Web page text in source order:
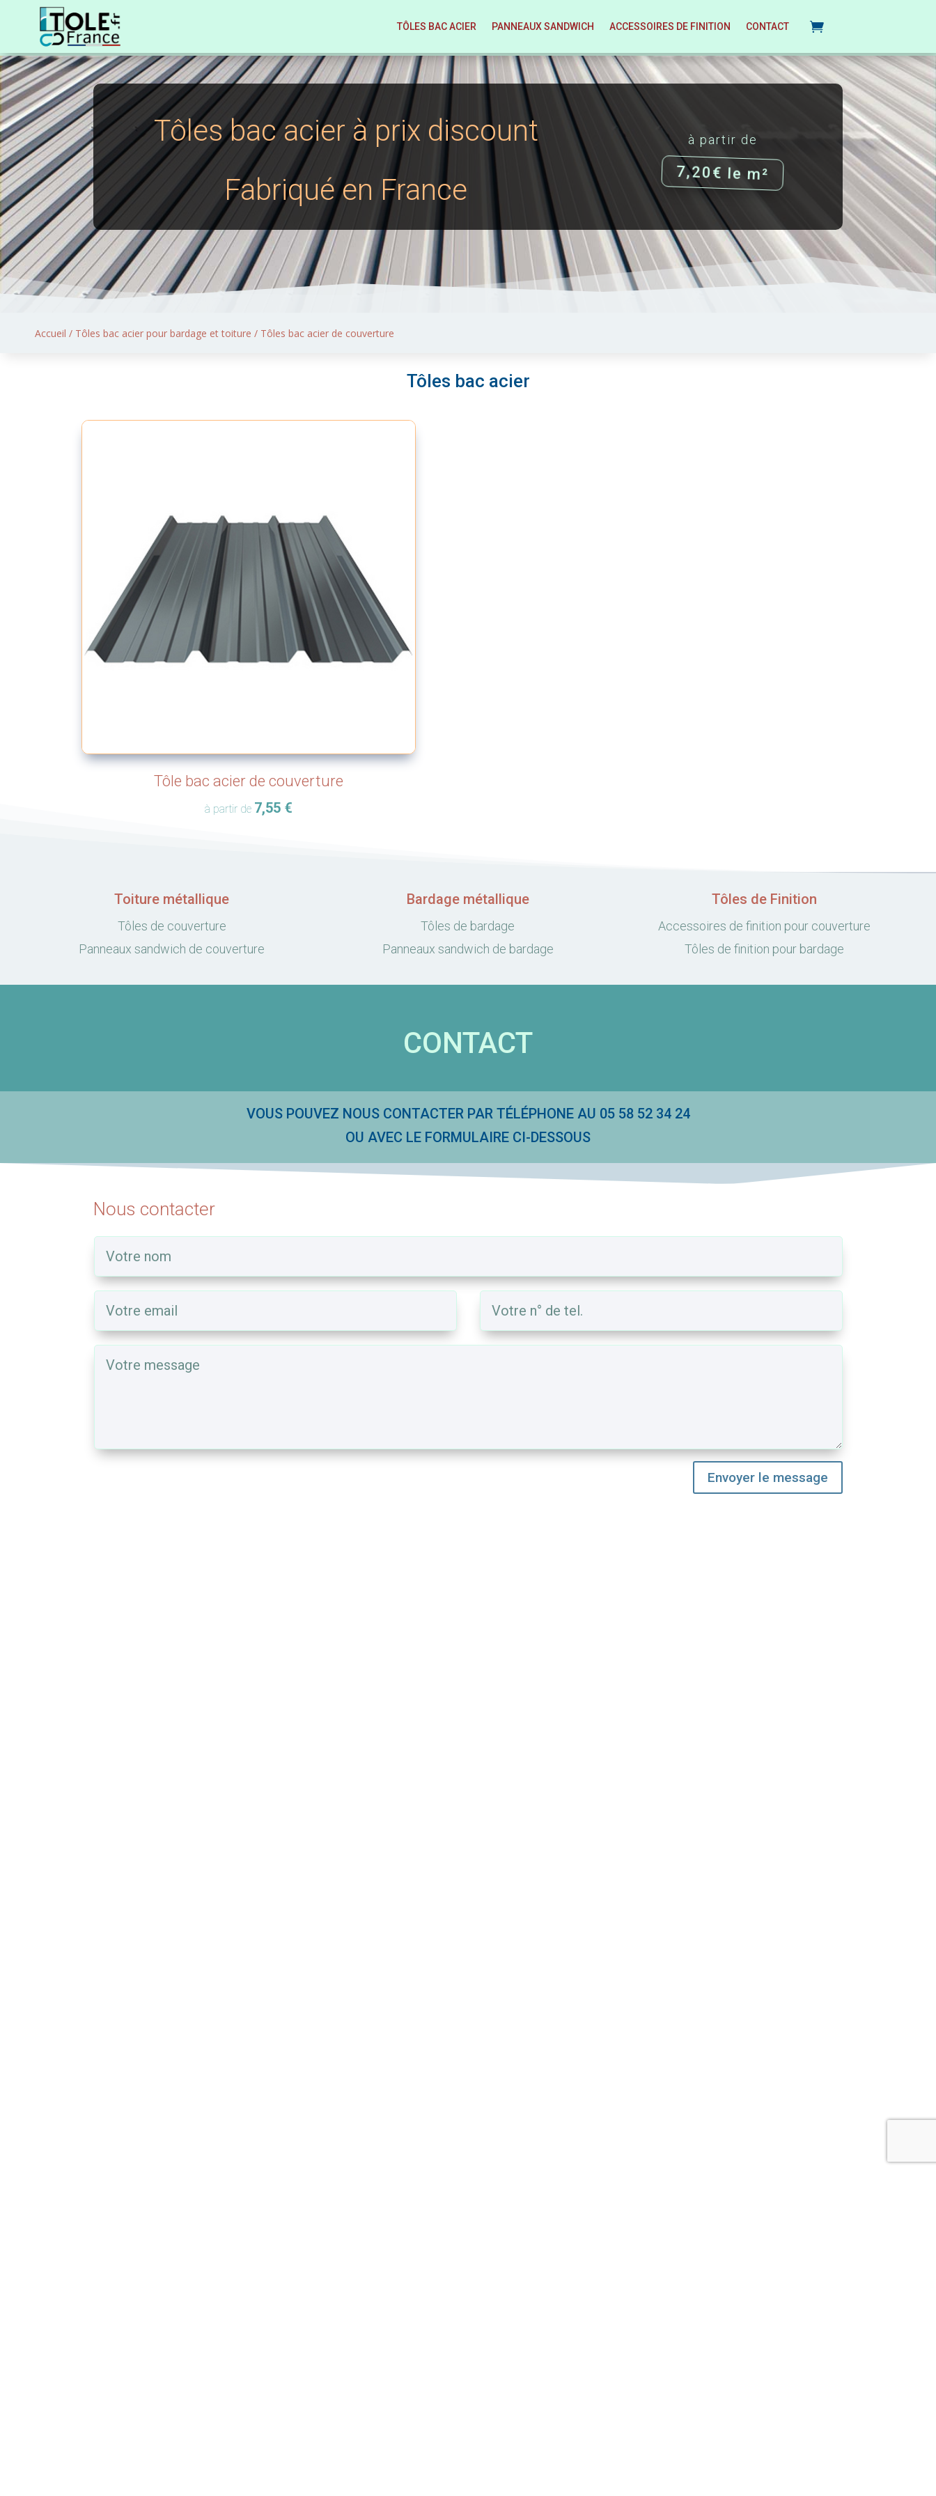
TÔLES BAC ACIER PANNEAUX SANDWICH ACCESSOIRES DE FINITION CONTACT
Tôles bac acier à prix discount
Fabriqué en France
à partir de
7,20€ le m²
Accueil / Tôles bac acier pour bardage et toiture / Tôles bac acier de couverture
Tôles bac acier
Tôle bac acier de couverture
à partir de 7,55 €
Toiture métallique
Tôles de couverture
Panneaux sandwich de couverture
Bardage métallique
Tôles de bardage
Panneaux sandwich de bardage
Tôles de Finition
Accessoires de finition pour couverture
Tôles de finition pour bardage
CONTACT
VOUS POUVEZ NOUS CONTACTER PAR TÉLÉPHONE AU 05 58 52 34 24
OU AVEC LE FORMULAIRE CI-DESSOUS
Nous contacter
Envoyer le message